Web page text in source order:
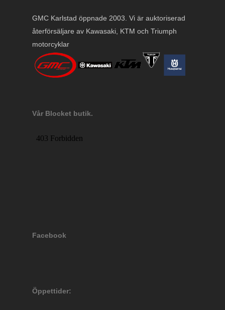
GMC Karlstad öppnade 2003. Vi är auktoriserad
återförsäljare av Kawasaki, KTM och Triumph
motorcyklar
Vår Blocket butik.
Facebook
Öppettider: